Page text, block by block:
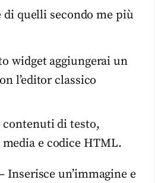
di quelli secondo me più
widget aggiungerai un
l’editor classico
di testo,
e codice HTML.
Inserisce un’immagine e